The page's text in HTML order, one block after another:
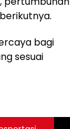
bagi
sesuai